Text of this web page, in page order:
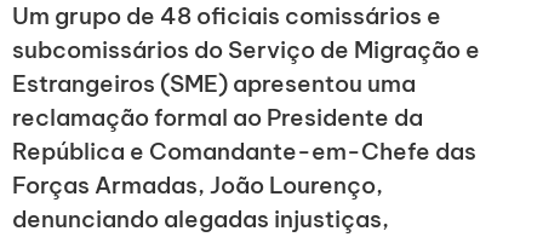
Um grupo de 48 oficiais comissários e
subcomissários do Serviço de Migração e
Estrangeiros (SME) apresentou uma
reclamação formal ao Presidente da
República e Comandante-em-Chefe das
Forças Armadas, João Lourenço,
denunciando alegadas injustiças,